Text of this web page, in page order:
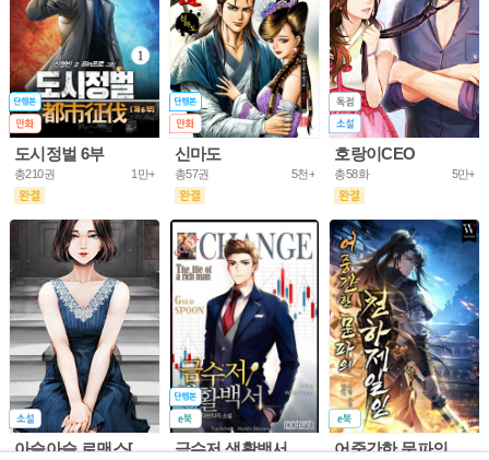
도시정벌 6부
총210권 1만+
신마도
총57권 5천+
호랑이CEO
총58화 5만+
아슬아슬 로맨스[개정판] 금수저 생활백서 어중간한 문파의 천하제일인